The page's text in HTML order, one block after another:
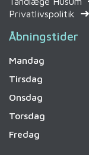
Privatlivspolitik
Åbningstider
Mandag
Tirsdag
Onsdag
Torsdag
Fredag